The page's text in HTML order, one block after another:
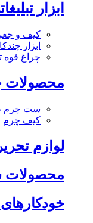
ابزار
کیف و جعبه
ابزار
چراغ قوه
محصولات
ست چرم
کیف چرم
لوازم
محصولات
خودکارهای